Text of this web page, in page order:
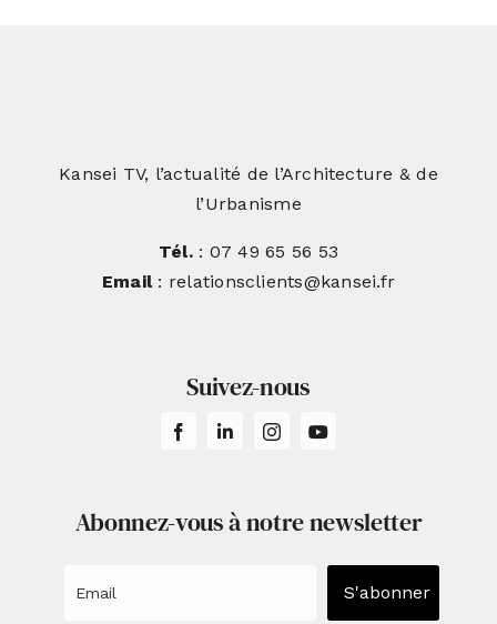
Kansei TV, l’actualité de l’Architecture & de
l’Urbanisme
Tél.: 07 49 65 56 53
Email: relationsclients@kansei.fr
Suivez-nous
Abonnez-vous à notre newsletter
S'abonner